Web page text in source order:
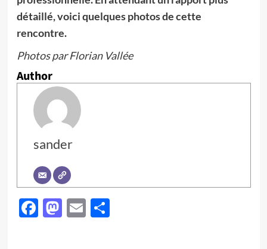
détaillé, voici quelques photos de cette
rencontre.
Photos par Florian Vallée
Author
sander
Facebook
Mastodon
EmailPartager